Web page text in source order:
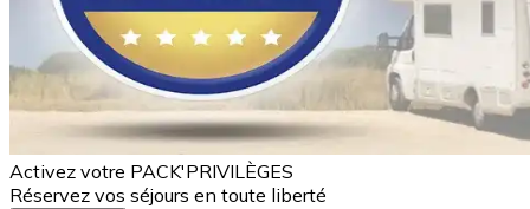
Activez votre PACK'PRIVILÈGES
Réservez vos séjours en toute liberté